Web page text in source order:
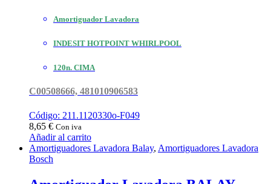
Amortiguador Lavadora
INDESIT HOTPOINT WHIRLPOOL
120n. CIMA
C00508666, 481010906583
Código: 211.1120330o-F049
8,65 € Con iva
Añadir al carrito
Amortiguadores Lavadora Balay, Amortiguadores Lavadora
Bosch